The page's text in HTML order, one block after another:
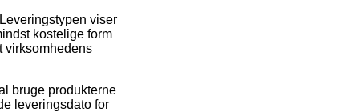
viser
kostelige form
virksomhedens
bruge produkterne
leveringsdato for